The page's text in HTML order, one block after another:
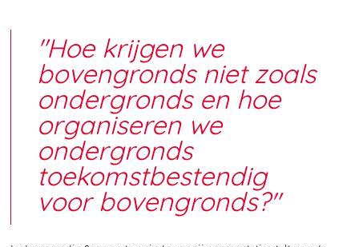
"Hoe krijgen we
bovengronds niet zoals
ondergronds en hoe
organiseren we
ondergronds
toekomstbestendig
voor bovengronds?"